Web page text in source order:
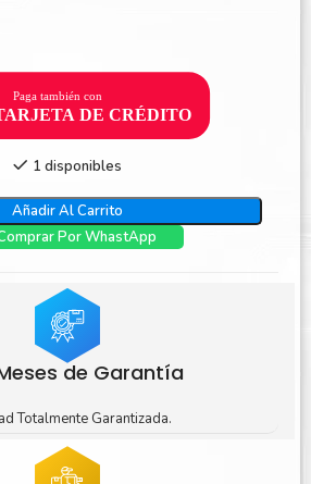
1 disponibles
Añadir Al Carrito
Por WhastApp
Meses de Garantía
Totalmente Garantizada.